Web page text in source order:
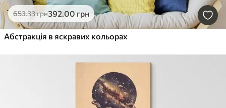
653.33грн392.00 грн
Абстракція в яскравих кольорах